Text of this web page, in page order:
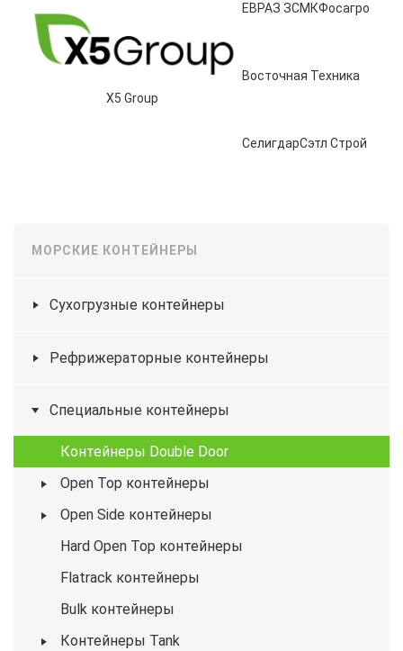
X5 Group
ЕВРАЗ ЗСМКФосагро
Восточная Техника
СелигдарСэтл Строй
МОРСКИЕ КОНТЕЙНЕРЫ
Сухогрузные контейнеры
Рефрижераторные контейнеры
Специальные контейнеры
Контейнеры Double Door
Open Top контейнеры
Open Side контейнеры
Hard Open Top контейнеры
Flatrack контейнеры
Bulk контейнеры
Контейнеры Tank